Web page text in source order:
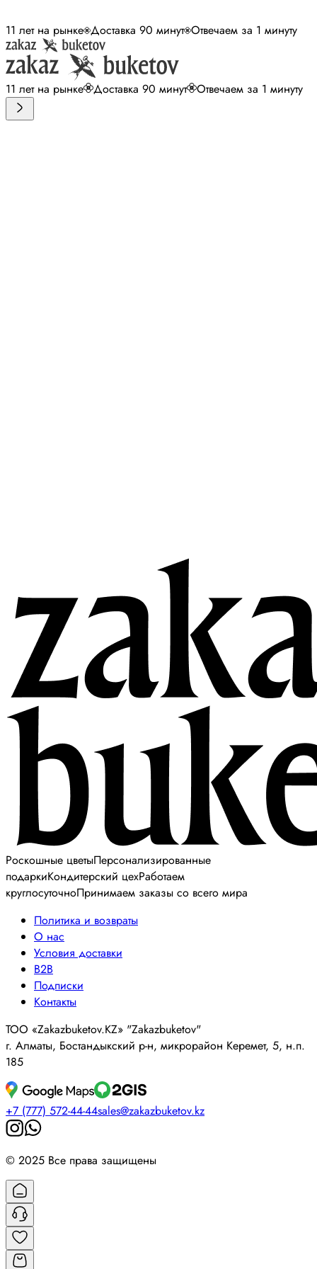
11 лет на рынке Доставка 90 минут Отвечаем за 1 минуту
11 лет на рынке Доставка 90 минут Отвечаем за 1 минуту
Роскошные цветыПерсонализированные
подаркиКондитерский цехРаботаем
круглосуточноПринимаем заказы со всего мира
Политика и возвраты
О нас
Условия доставки
B2B
Подписки
Контакты
ТОО «Zakazbuketov.KZ» "Zakazbuketov"
г. Алматы, Бостандыкский р-н, микрорайон Керемет, 5, н.п.
185
+7 (777) 572-44-44sales@zakazbuketov.kz
© 2025 Все права защищены